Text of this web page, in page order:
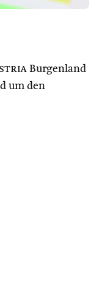
Burgenland
um den